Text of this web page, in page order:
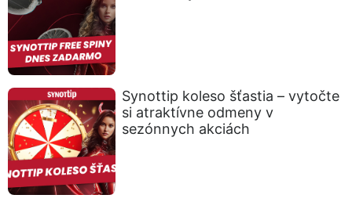
Synottip koleso šťastia – vytočte
si atraktívne odmeny v
sezónnych akciách